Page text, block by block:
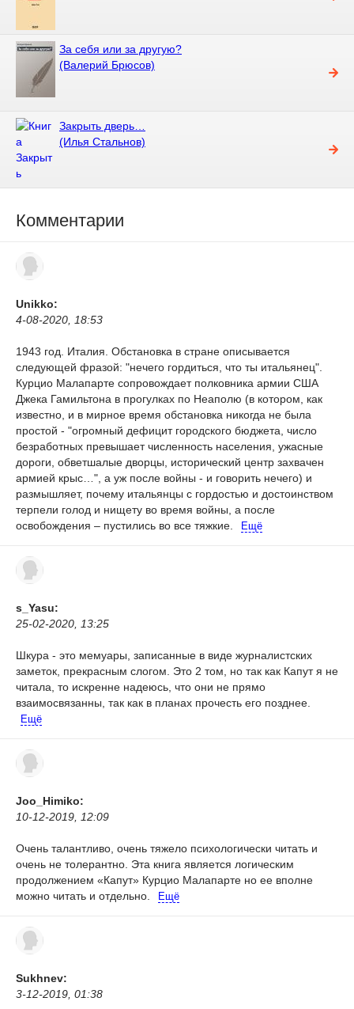
За себя или за другую?
(Валерий Брюсов)
Закрыть дверь…
(Илья Стальнов)
Комментарии
Unikko:
4-08-2020, 18:53
1943 год. Италия. Обстановка в стране описывается
следующей фразой: "нечего гордиться, что ты итальянец".
Курцио Малапарте сопровождает полковника армии США
Джека Гамильтона в прогулках по Неаполю (в котором, как
известно, и в мирное время обстановка никогда не была
простой - "огромный дефицит городского бюджета, число
безработных превышает численность населения, ужасные
дороги, обветшалые дворцы, исторический центр захвачен
армией крыс…", а уж после войны - и говорить нечего) и
размышляет, почему итальянцы с гордостью и достоинством
терпели голод и нищету во время войны, а после
освобождения – пустились во все тяжкие.
Ещё
s_Yasu:
25-02-2020, 13:25
Шкура - это мемуары, записанные в виде журналистских
заметок, прекрасным слогом. Это 2 том, но так как Капут я не
читала, то искренне надеюсь, что они не прямо
взаимосвязанны, так как в планах прочесть его позднее.
Ещё
Joo_Himiko:
10-12-2019, 12:09
Очень талантливо, очень тяжело психологически читать и
очень не толерантно. Эта книга является логическим
продолжением «Капут» Курцио Малапарте но ее вполне
можно читать и отдельно.
Ещё
Sukhnev:
3-12-2019, 01:38